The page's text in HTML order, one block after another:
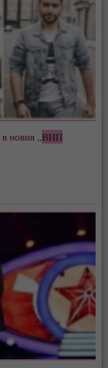
новия „ВИП